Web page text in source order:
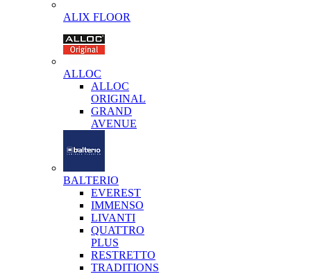
ALIX FLOOR
ALLOC
ALLOC
ORIGINAL
GRAND
AVENUE
BALTERIO
EVEREST
IMMENSO
LIVANTI
QUATTRO
PLUS
RESTRETTO
TRADITIONS